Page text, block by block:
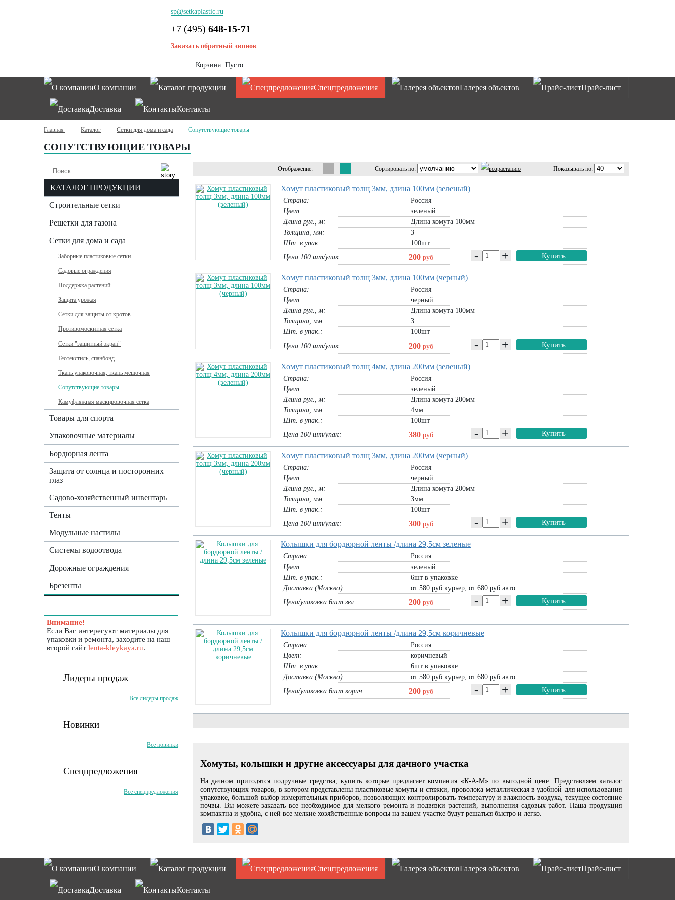
sp@setkaplastic.ru
+7 (495) 648-15-71
Заказать обратный звонок
Корзина: Пусто
О компании Каталог продукции Спецпредложения Галерея объектов Прайс-лист
Доставка Контакты
Главная Каталог Сетки для дома и сада Сопутствующие товары
СОПУТСТВУЮЩИЕ ТОВАРЫ
КАТАЛОГ ПРОДУКЦИИ
Строительные сетки
Решетки для газона
Сетки для дома и сада
Заборные пластиковые сетки
Садовые ограждения
Поддержка растений
Защита урожая
Сетки для защиты от кротов
Противомоскитная сетка
Сетки "защитный экран"
Геотекстиль, спанбонд
Ткань упаковочная, ткань мешочная
Сопутствующие товары
Камуфляжная маскировочная сетка
Товары для спорта
Упаковочные материалы
Бордюрная лента
Защита от солнца и посторонних
глаз
Садово-хозяйственный инвентарь
Тенты
Модульные настилы
Системы водоотвода
Дорожные ограждения
Брезенты
Внимание!
Если Вас интересуют материалы для
упаковки и ремонта, заходите на наш
второй сайт lenta-kleykaya.ru.
Лидеры продаж
Все лидеры продаж
Новинки
Все новинки
Спецпредложения
Все спецпредложения
Отображение: Сортировать по: Показывать по:
Хомут пластиковый толщ 3мм, длина 100мм (зеленый)
Страна:
Россия
Цвет:
зеленый
Длина рул., м:
Длина хомута 100мм
Толщина, мм:
3
Шт. в упак.:
100шт
Цена 100 шт/упак:
200 руб - + Купить
Хомут пластиковый толщ 3мм, длина 100мм (черный)
Страна:
Россия
Цвет:
черный
Длина рул., м:
Длина хомута 100мм
Толщина, мм:
3
Шт. в упак.:
100шт
Цена 100 шт/упак:
200 руб - + Купить
Хомут пластиковый толщ 4мм, длина 200мм (зеленый)
Страна:
Россия
Цвет:
зеленый
Длина рул., м:
Длина хомута 200мм
Толщина, мм:
4мм
Шт. в упак.:
100шт
Цена 100 шт/упак:
380 руб - + Купить
Хомут пластиковый толщ 3мм, длина 200мм (черный)
Страна:
Россия
Цвет:
черный
Длина рул., м:
Длина хомута 200мм
Толщина, мм:
3мм
Шт. в упак.:
100шт
Цена 100 шт/упак:
300 руб - + Купить
Колышки для бордюрной ленты /длина 29,5см зеленые
Страна:
Россия
Цвет:
зеленый
Шт. в упак.:
6шт в упаковке
Доставка (Москва):
от 580 руб курьер; от 680 руб авто
Цена/упаковка 6шт зел:
200 руб - + Купить
Колышки для бордюрной ленты /длина 29,5см коричневые
Страна:
Россия
Цвет:
коричневый
Шт. в упак.:
6шт в упаковке
Доставка (Москва):
от 580 руб курьер; от 680 руб авто
Цена/упаковка 6шт корич:
200 руб - + Купить
Хомуты, колышки и другие аксессуары для дачного участка
На дачном пригодятся подручные средства, купить которые предлагает компания «К-А-М» по выгодной цене. Представляем каталог
сопутствующих товаров, в котором представлены пластиковые хомуты и стяжки, проволока металлическая в удобной для использования
упаковке, большой выбор измерительных приборов, позволяющих контролировать температуру и влажность воздуха, текущее состояние
почвы. Вы можете заказать все необходимое для мелкого ремонта и подвязки растений, выполнения садовых работ. Наша продукция
компактна и удобна, с ней все мелкие хозяйственные вопросы на вашем участке будут решаться быстро и легко.
О компании Каталог продукции Спецпредложения Галерея объектов Прайс-лист
Доставка Контакты